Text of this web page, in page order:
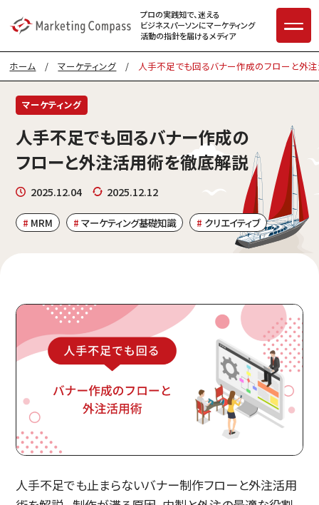
プロの実践知で、迷える
ビジネスパーソンにマーケティング
活動の指針を届けるメディア
ホーム /マーケティング / 人手不足でも回るバナー作成のフローと外
マーケティング
人手不足でも回るバナー作成の
フローと外注活用術を徹底解説
2025.12.04 2025.12.12
MRM マーケティング基礎知識 クリエイティブ
人手不足でも止まらないバナー制作フローと外注活用